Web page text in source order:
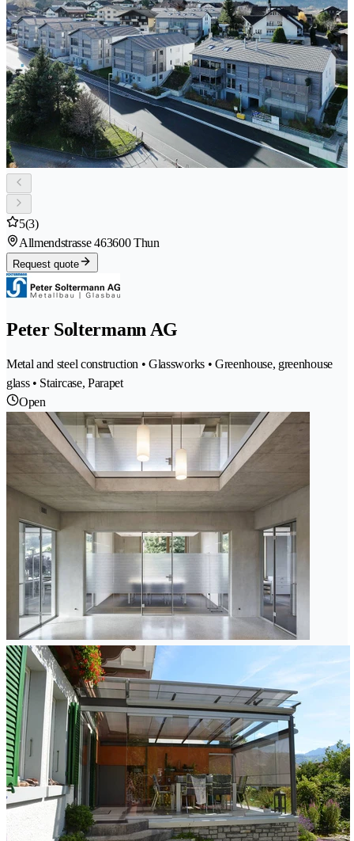
5(3)
Allmendstrasse 463600 Thun
Request quote
Peter Soltermann AG
Metal and steel construction • Glassworks • Greenhouse, greenhouse
glass • Staircase, Parapet
Open